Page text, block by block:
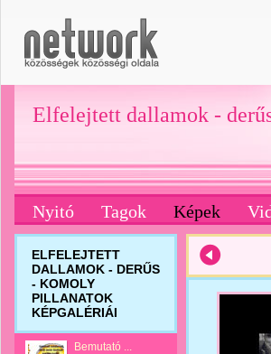
Elfelejtett dallamok -
Nyitó Tagok Képek
ELFELEJTETT
DALLAMOK - DERŰS
- KOMOLY
PILLANATOK
KÉPGALÉRIÁI
Bemutató ...